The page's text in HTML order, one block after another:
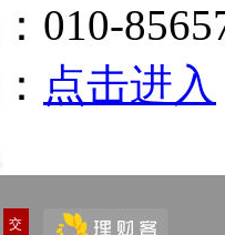
010-
点击进入
交